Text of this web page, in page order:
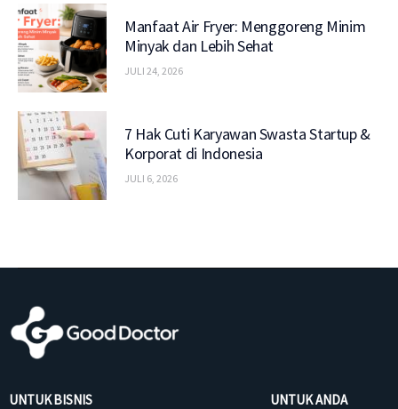
Manfaat Air Fryer: Menggoreng Minim
Minyak dan Lebih Sehat
JULI 24, 2026
7 Hak Cuti Karyawan Swasta Startup &
Korporat di Indonesia
JULI 6, 2026
UNTUK BISNIS UNTUK ANDA